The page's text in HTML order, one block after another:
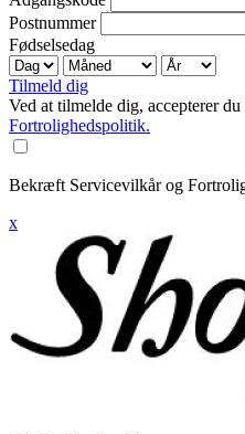
Postnummer
Fødselsedag
Tilmeld dig
Ved at tilmelde dig, accepterer du
Fortrolighedspolitik.
Bekræft Servicevilkår og
x